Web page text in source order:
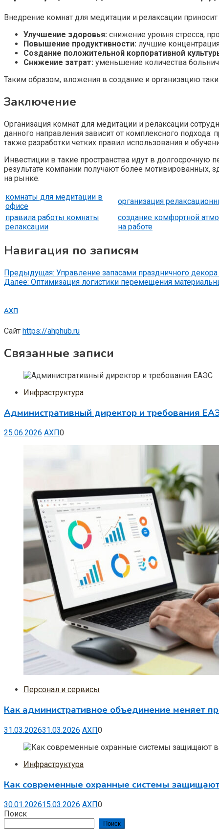
Внедрение комнат для медитации и релаксации
Улучшение здоровья: снижение уровня стресса,
Повышение продуктивности: лучшие
Создание положительной корпоративной
Снижение затрат: уменьшение количества
Таким образом, вложения в создание и организацию
Заключение
Организация комнат для медитации и релаксации
данного направления зависит от комплексного
также разработки четких правил использования и
Инвестиции в такие пространства идут в
результате компании получают более мотивированных,
на рынке.
комнаты для медитации в
офисе
организация
правила работы комнаты
релаксации
создание комфортной
на работе
Навигация по записям
Предыдущая: Управление запасами праздничного
Далее: Оптимизация логистики перемещения
АХП
Сайт https://ahphub.ru
Связанные записи
Инфраструктура
Административный директор и требования
25.06.2026 АХП0
Персонал и сервисы
Как административное объединение меняет
31.03.202631.03.2026 АХП0
Инфраструктура
Как современные охранные системы
30.01.202615.03.2026 АХП0
Поиск
Поиск